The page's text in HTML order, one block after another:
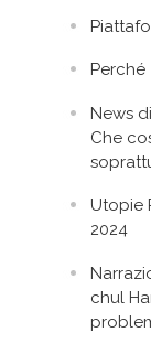
News
Che
Utopie
2024
chul